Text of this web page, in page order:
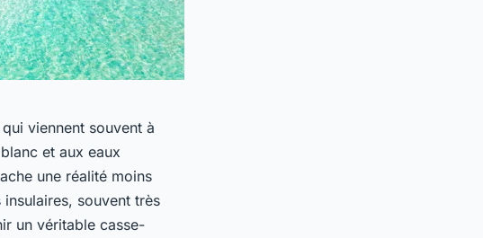
viennent souvent à
et aux eaux
une réalité moins
souvent très
un véritable casse-